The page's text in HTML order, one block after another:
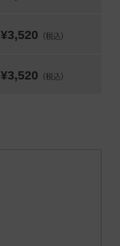
¥3,520 （税込）
¥3,520 （税込）